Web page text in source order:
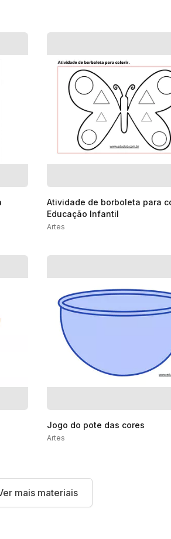
Atividade de borboleta para
Educação Infantil
Artes
Jogo do pote das cores
Artes
mais materiais